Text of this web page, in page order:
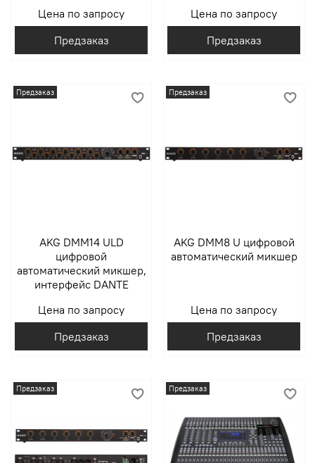
Цена по запросу
Предзаказ
Цена по запросу
Предзаказ
Предзаказ
AKG DMM14 ULD
цифровой
автоматический микшер,
интерфейс DANTE
Цена по запросу
Предзаказ
Предзаказ
AKG DMM8 U цифровой
автоматический микшер
Цена по запросу
Предзаказ
Предзаказ Предзаказ